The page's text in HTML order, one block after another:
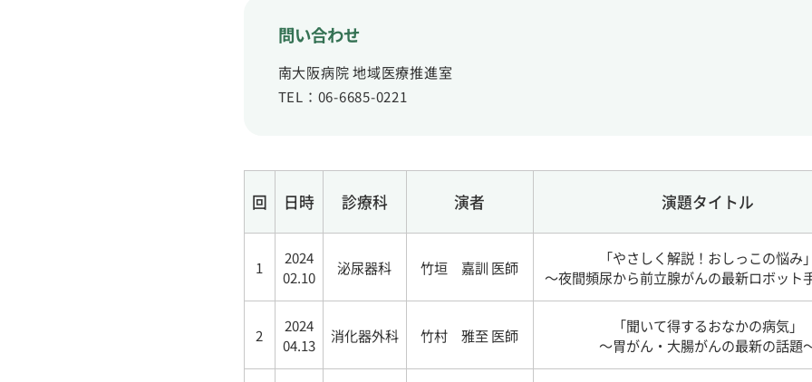
問い合わせ
南大阪病院 地域医療推進室
TEL：06-6685-0221
回 日時 診療科 演者 演題タイトル
1
2024
02.10
泌尿器科 竹垣 嘉訓 医師
「やさしく解説！おしっこの悩み
～夜間頻尿から前立腺がんの最新ロボット
2
2024
04.13
消化器外科 竹村 雅至 医師
「聞いて得するおなかの病気」
～胃がん・大腸がんの最新の話題